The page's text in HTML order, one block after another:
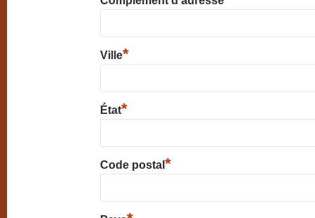
Ville*
État*
Code postal*